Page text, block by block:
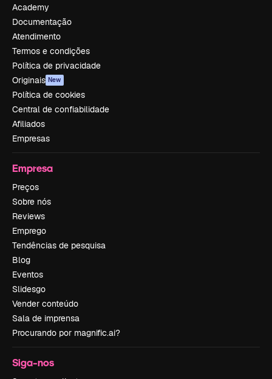
Academy
Documentação
Atendimento
Termos e condições
Política de privacidade
Originais New
Política de cookies
Central de confiabilidade
Afiliados
Empresas
Empresa
Preços
Sobre nós
Reviews
Emprego
Tendências de pesquisa
Blog
Eventos
Slidesgo
Vender conteúdo
Sala de imprensa
Procurando por magnific.ai?
Siga-nos